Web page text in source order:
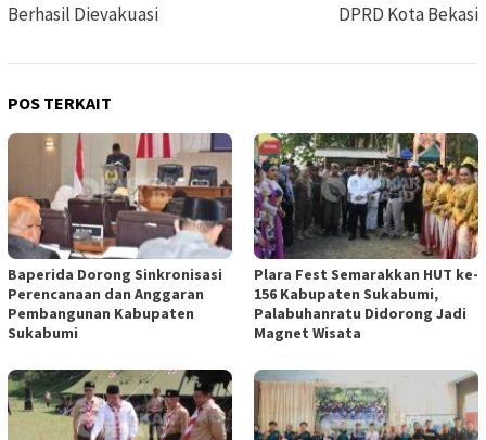
Berhasil Dievakuasi
DPRD Kota Bekasi
POS TERKAIT
Baperida Dorong Sinkronisasi
Perencanaan dan Anggaran
Pembangunan Kabupaten
Sukabumi
Plara Fest Semarakkan HUT ke-
156 Kabupaten Sukabumi,
Palabuhanratu Didorong Jadi
Magnet Wisata